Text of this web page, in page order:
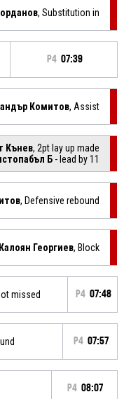
, Substitution in
P4 07:39
Комитов, Assist
Кънев, 2pt lay up made
Б - lead by 11
, Defensive rebound
Георгиев, Block
missed P4 07:48
P4 07:57
P4 08:07